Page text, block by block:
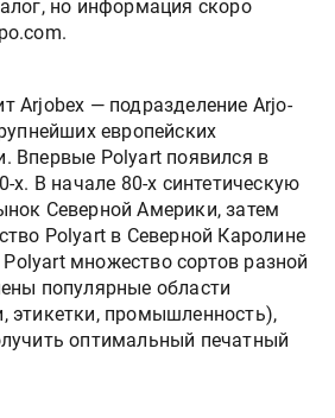
но информация скоро
Arjobex — подразделение Arjo-
европейских
Впервые Polyart появился в
х. В начале 80-х синтетическую
Северной Америки, затем
Polyart в Северной Каролине
множество сортов разной
популярные области
этикетки, промышленность),
оптимальный печатный